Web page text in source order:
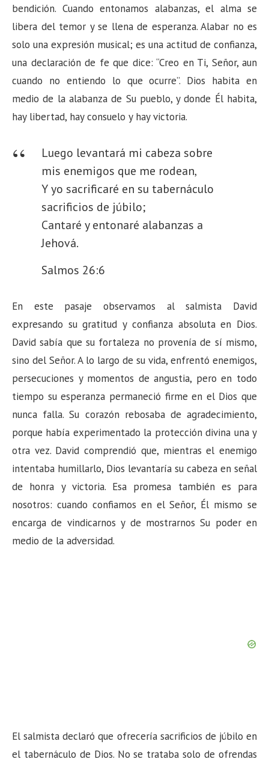
bendición. Cuando entonamos alabanzas, el alma se
libera del temor y se llena de esperanza. Alabar no es
solo una expresión musical; es una actitud de confianza,
una declaración de fe que dice: “Creo en Ti, Señor, aun
cuando no entiendo lo que ocurre”. Dios habita en
medio de la alabanza de Su pueblo, y donde Él habita,
hay libertad, hay consuelo y hay victoria.
Luego levantará mi cabeza sobre
mis enemigos que me rodean,
Y yo sacrificaré en su tabernáculo
sacrificios de júbilo;
Cantaré y entonaré alabanzas a
Jehová.
Salmos 26:6
En este pasaje observamos al salmista David
expresando su gratitud y confianza absoluta en Dios.
David sabía que su fortaleza no provenía de sí mismo,
sino del Señor. A lo largo de su vida, enfrentó enemigos,
persecuciones y momentos de angustia, pero en todo
tiempo su esperanza permaneció firme en el Dios que
nunca falla. Su corazón rebosaba de agradecimiento,
porque había experimentado la protección divina una y
otra vez. David comprendió que, mientras el enemigo
intentaba humillarlo, Dios levantaría su cabeza en señal
de honra y victoria. Esa promesa también es para
nosotros: cuando confiamos en el Señor, Él mismo se
encarga de vindicarnos y de mostrarnos Su poder en
medio de la adversidad.
El salmista declaró que ofrecería sacrificios de júbilo en
el tabernáculo de Dios. No se trataba solo de ofrendas